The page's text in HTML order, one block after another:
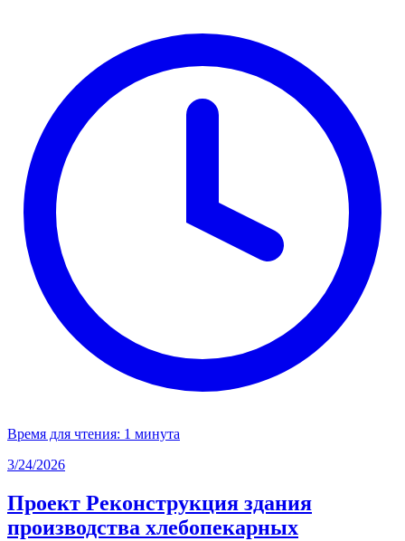
Время для чтения: 1 минута
3/24/2026
Проект Реконструкция здания
производства хлебопекарных